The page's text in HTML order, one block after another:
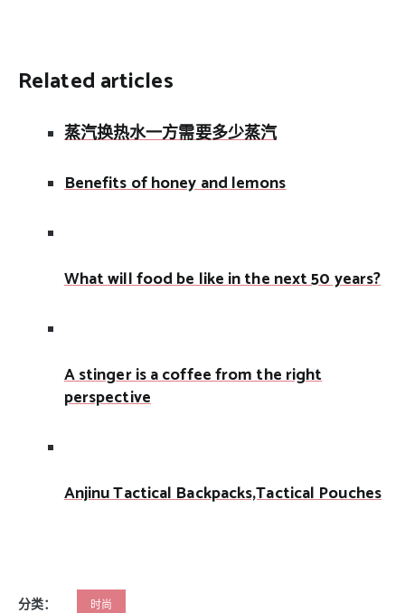
Related articles
蒸汽换热水一方需要多少蒸汽
Benefits of honey and lemons
What will food be like in the next 50 years?
A stinger is a coffee from the right
perspective
Anjinu Tactical Backpacks,Tactical Pouches
分类： 时尚